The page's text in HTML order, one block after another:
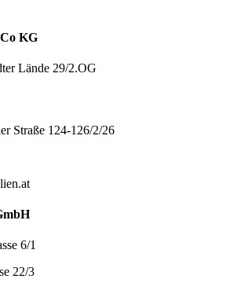
KG
Lände 29/2.OG
Straße 124-126/2/26
6/1
22/3